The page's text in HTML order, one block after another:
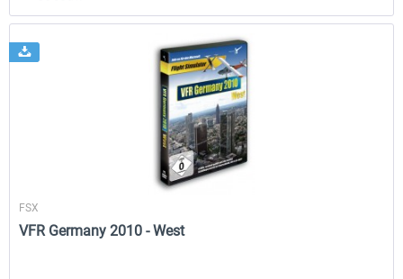
Aerosoft
FSX
VFR Germany 2010 - West